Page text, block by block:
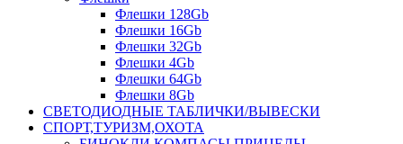
Флешки 128Gb
Флешки 16Gb
Флешки 32Gb
Флешки 4Gb
Флешки 64Gb
Флешки 8Gb
СВЕТОДИОДНЫЕ ТАБЛИЧКИ/ВЫВЕСКИ
СПОРТ,ТУРИЗМ,ОХОТА